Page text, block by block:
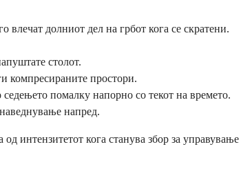
влечат долниот дел на грбот кога се скратени.
столот.
компресираните простори.
помалку напорно со текот на времето.
напред.
интензитетот кога станува збор за управување